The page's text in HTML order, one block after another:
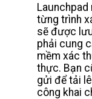
Launchpad
từng trình
sẽ được
phải cung
mềm xác
thực. Bạn
gửi để tải
công khai